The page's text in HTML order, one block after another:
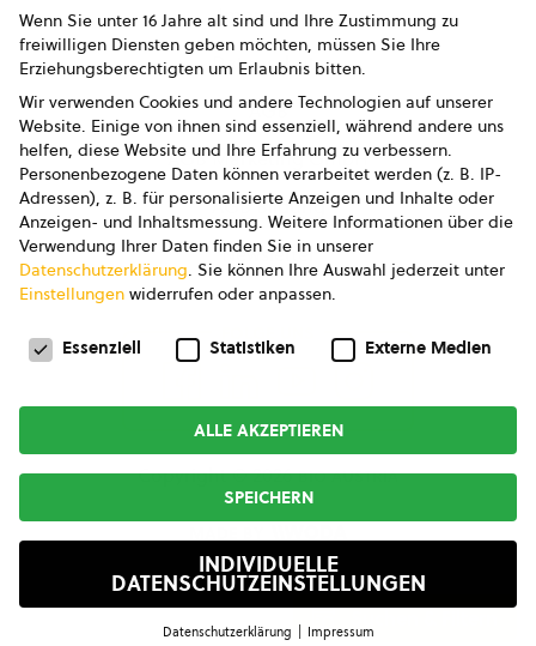
Impressum
Datenschutz
AGB
AGB Marketing GmbH
AGB Bildung
Newsletter
Copyright © 2026bio austria
Wenn Sie unter 16 Jahre alt sind und Ihre Zustimmung zu
freiwilligen Diensten geben möchten, müssen Sie Ihre
Erziehungsberechtigten um Erlaubnis bitten.
Wir verwenden Cookies und andere Technologien auf unserer
Website. Einige von ihnen sind essenziell, während andere uns
helfen, diese Website und Ihre Erfahrung zu verbessern.
Personenbezogene Daten können verarbeitet werden (z. B. IP-
Adressen), z. B. für personalisierte Anzeigen und Inhalte oder
Anzeigen- und Inhaltsmessung. Weitere Informationen über die
Verwendung Ihrer Daten finden Sie in unserer
Datenschutzerklärung. Sie können Ihre Auswahl jederzeit unter
Einstellungen widerrufen oder anpassen.
Datenschutzeinstellungen
Essenziell Statistiken Externe Medien
ALLE AKZEPTIEREN
SPEICHERN
INDIVIDUELLE
DATENSCHUTZEINSTELLUNGEN
Datenschutzerklärung Impressum